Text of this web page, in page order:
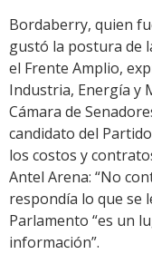
Bordaberry, quien
gustó la postura de
el Frente Amplio,
Industria, Energía y
Cámara de
candidato del
los costos y
Antel Arena: “No
respondía lo que se
Parlamento “es un
información”.